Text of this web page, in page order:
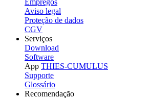
Empregos
Aviso legal
Proteção de dados
CGV
Serviços
Download
Software
App THIES-CUMULUS
Supporte
Glossário
Recomendação